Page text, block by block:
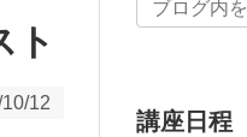
ト
12
講座日程